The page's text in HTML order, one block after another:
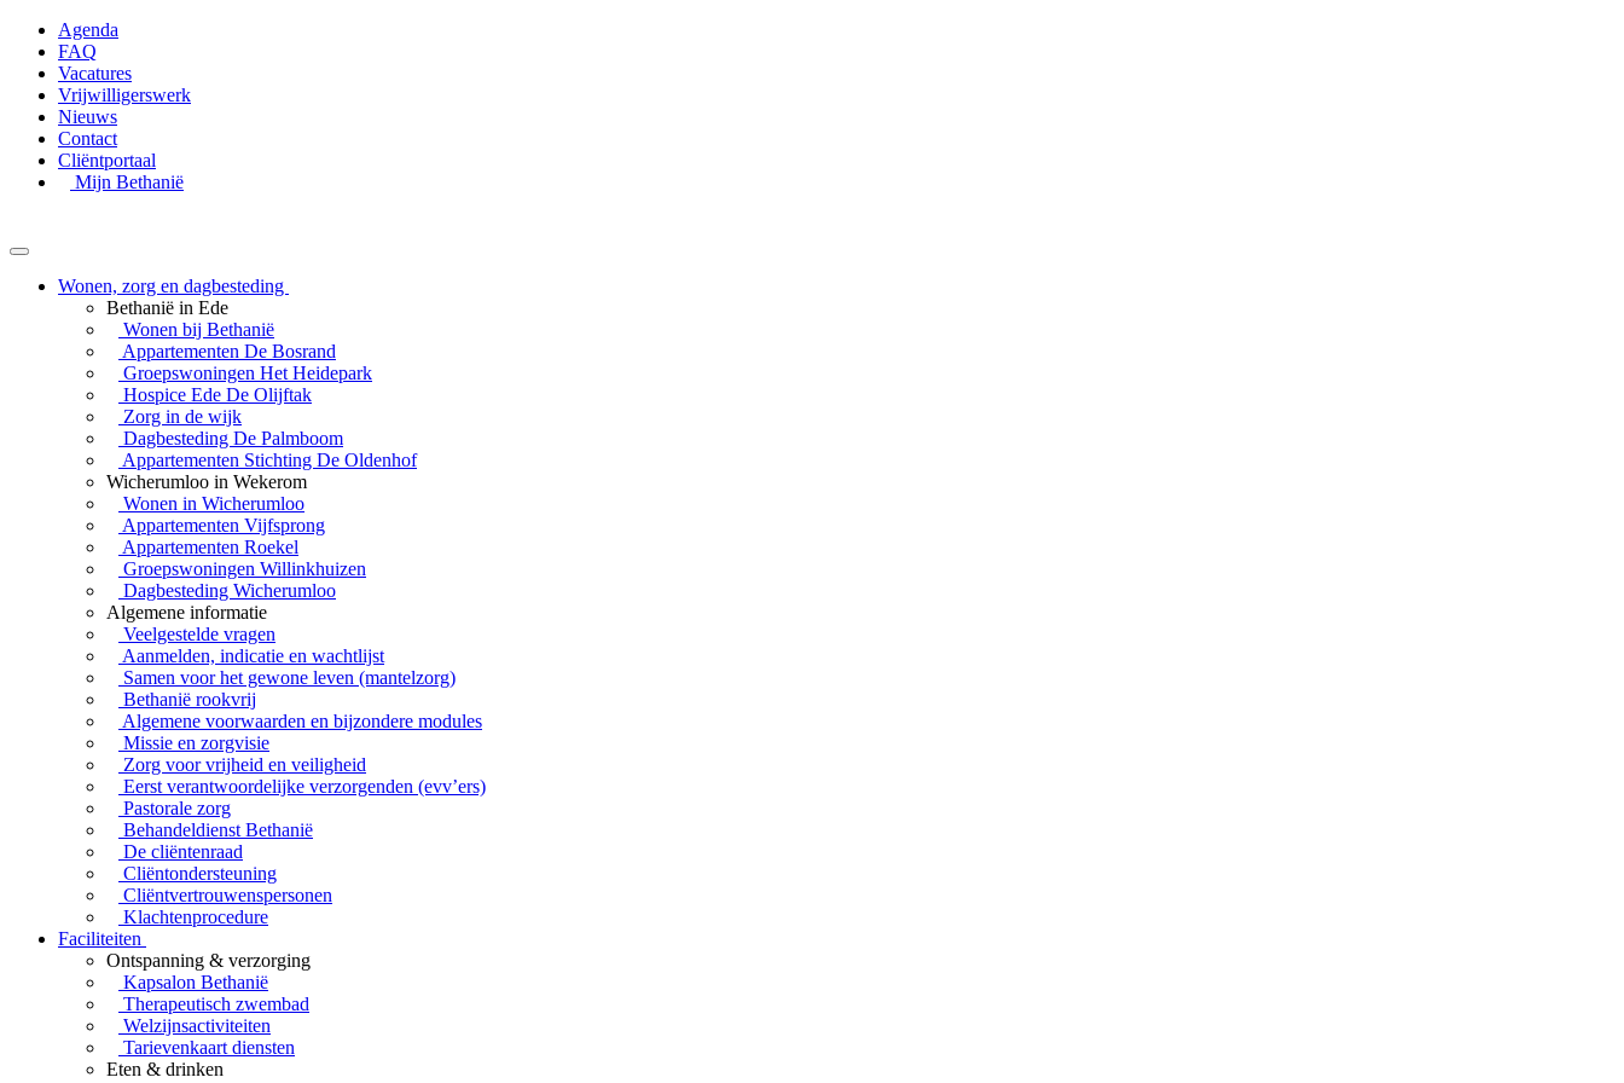
Agenda
FAQ
Vacatures
Vrijwilligerswerk
Nieuws
Contact
Cliëntportaal
Mijn Bethanië
Wonen, zorg en dagbesteding
Bethanië in Ede
Wonen bij Bethanië
Appartementen De Bosrand
Groepswoningen Het Heidepark
Hospice Ede De Olijftak
Zorg in de wijk
Dagbesteding De Palmboom
Appartementen Stichting De Oldenhof
Wicherumloo in Wekerom
Wonen in Wicherumloo
Appartementen Vijfsprong
Appartementen Roekel
Groepswoningen Willinkhuizen
Dagbesteding Wicherumloo
Algemene informatie
Veelgestelde vragen
Aanmelden, indicatie en wachtlijst
Samen voor het gewone leven (mantelzorg)
Bethanië rookvrij
Algemene voorwaarden en bijzondere modules
Missie en zorgvisie
Zorg voor vrijheid en veiligheid
Eerst verantwoordelijke verzorgenden (evv’ers)
Pastorale zorg
Behandeldienst Bethanië
De cliëntenraad
Cliëntondersteuning
Cliëntvertrouwenspersonen
Klachtenprocedure
Faciliteiten
Ontspanning & verzorging
Kapsalon Bethanië
Therapeutisch zwembad
Welzijnsactiviteiten
Tarievenkaart diensten
Eten & drinken